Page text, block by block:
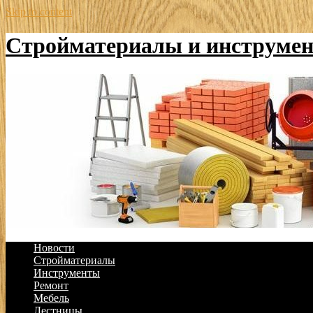
Skip to content
Стройматериалы и
Новости
Стройматериалы
Инструменты
Ремонт
Мебель
Лестницы